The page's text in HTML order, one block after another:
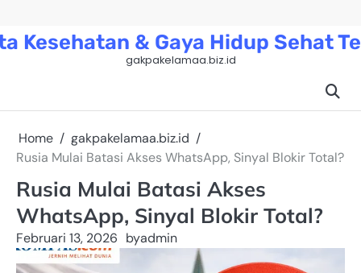
content
Kesehatan & Gaya Hidup Sehat
gakpakelamaa.biz.id
Home
gakpakelamaa.biz.id
Rusia Mulai Batasi Akses WhatsApp, Sinyal Blokir Total?
Rusia Mulai Batasi Akses
WhatsApp, Sinyal Blokir Total?
Februari 13, 2026 byadmin